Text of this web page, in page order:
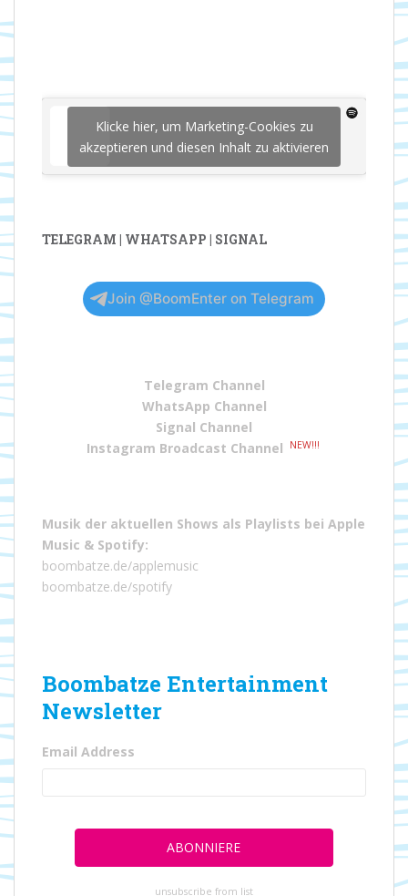
Klicke hier, um Marketing-Cookies zu
akzeptieren und diesen Inhalt zu aktivieren
TELEGRAM | WHATSAPP | SIGNAL
Join @BoomEnter on Telegram
Telegram Channel
WhatsApp Channel
Signal Channel
Instagram Broadcast Channel
NEW!!!
Musik der aktuellen Shows als Playlists bei Apple
Music & Spotify:
boombatze.de/applemusic
boombatze.de/spotify
Boombatze Entertainment
Newsletter
Email Address
unsubscribe from list